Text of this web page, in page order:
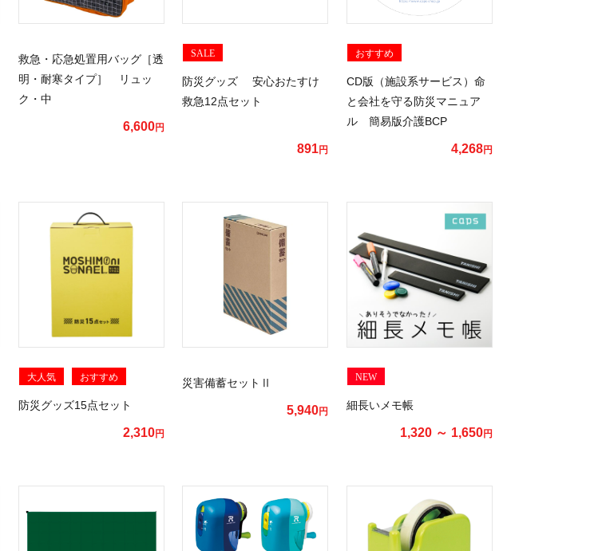
救急・応急処置用バッグ［透
明・耐寒タイプ］ リュッ
ク・中
6,600円
SALE
防災グッズ 安心おたすけ
救急12点セット
891円
おすすめ
CD版（施設系サービス）命
と会社を守る防災マニュア
ル 簡易版介護BCP
4,268円
大人気 おすすめ
防災グッズ15点セット
2,310円
災害備蓄セットⅡ
5,940円
NEW
細長いメモ帳
1,320 ～ 1,650円